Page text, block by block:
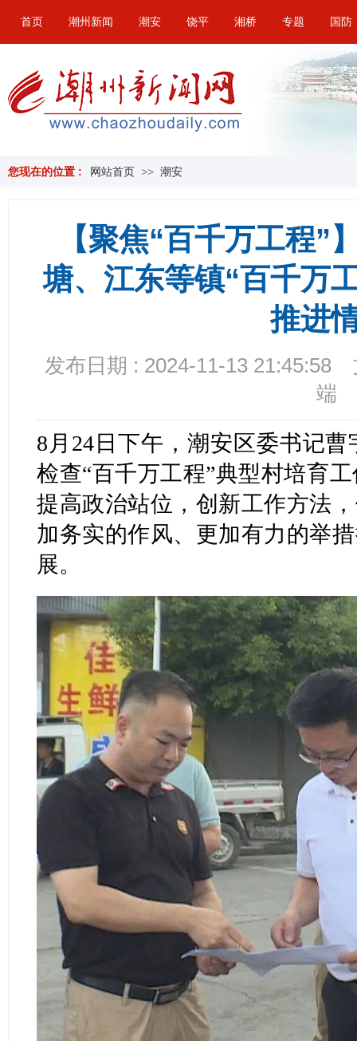
首页 潮州新闻 潮安 饶平 湘桥 专题 国防
您现在的位置 : 网站首页 >> 潮安
【聚焦“百千万工程”
塘、江东等镇“百千万
推进
发布日期 : 2024-11-13 21:45:58
端
8月24日下午，潮安区委书记
检查“百千万工程”典型村培育
提高政治站位，创新工作方法
加务实的作风、更加有力的举
展。